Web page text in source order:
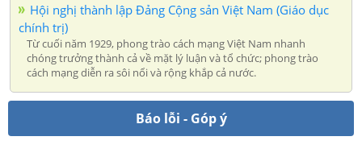
Hội nghị thành lập Đảng Cộng sản Việt Nam (Giáo dục
chính trị)
Từ cuối năm 1929, phong trào cách mạng Việt Nam nhanh
chóng trưởng thành cả về mặt lý luận và tổ chức; phong trào
cách mạng diễn ra sôi nổi và rộng khắp cả nước.
Báo lỗi - Góp ý